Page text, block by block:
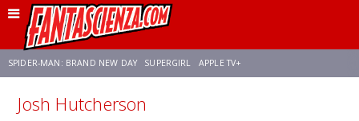
SPIDER-MAN: BRAND NEW DAY SUPERGIRL APPLE TV+
FRANCO RICCIARDIELLO
Josh Hutcherson